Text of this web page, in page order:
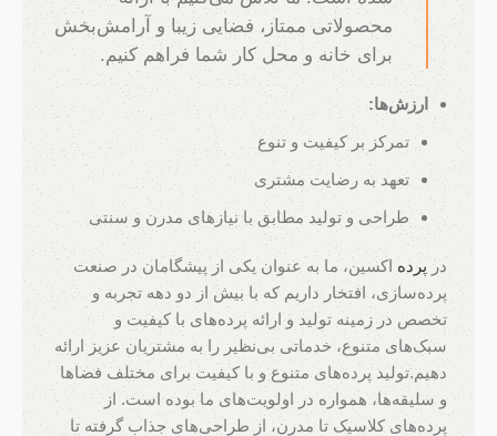
محصولاتی ممتاز، فضایی زیبا و آرامش‌بخش
برای خانه و محل کار شما فراهم کنیم.
ارزش‌ها:
تمرکز بر کیفیت و تنوع
تعهد به رضایت مشتری
طراحی و تولید مطابق با نیازهای مدرن و سنتی
در پرده اکسین، ما به عنوان یکی از پیشگامان در صنعت
پرده‌سازی، افتخار داریم که با بیش از دو دهه تجربه و
تخصص در زمینه تولید و ارائه پرده‌های با کیفیت و
سبک‌های متنوع، خدماتی بی‌نظیر را به مشتریان عزیز ارائه
دهیم.تولید پرده‌های متنوع و با کیفیت برای مختلف فضاها
و سلیقه‌ها، همواره در اولویت‌های ما بوده است. از
پرده‌های کلاسیک تا مدرن، از طراحی‌های جذاب گرفته تا